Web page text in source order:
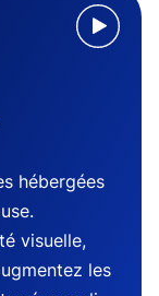
hébergées
visuelle,
les